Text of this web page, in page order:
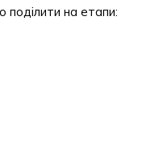
поділити на етапи: